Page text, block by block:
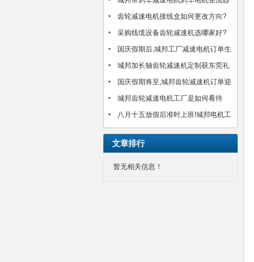
MH-20TC/MH-25接线方法介绍
齿轮减速电机接线盒如何更改方向?
以台湾城邦CH750-30S为例
采购线缆设备齿轮减速机选哪家好?
城邦25年好品质感动客户!(图)
国庆假期后,城邦工厂减速电机订单生
产交货如期进行,客户满意!
城邦加长轴齿轮减速机定制获东莞礼
品公司肯定!
国庆假期将至,城邦齿轮减速机订单迎
来小高峰!如期安排中!
城邦齿轮减速电机工厂是如何看待
八月十五放假后准时上班!城邦电机工
产交货
文章排行
暂无相关信息！